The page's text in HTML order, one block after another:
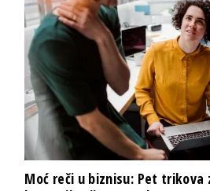
Moć reči u biznisu: Pet trikova